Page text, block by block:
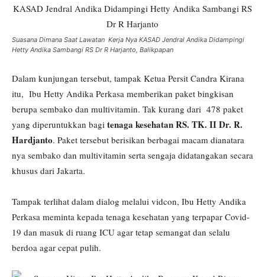
Suasana Dimana Saat Lawatan Kerja Nya KASAD Jendral Andika Didampingi
Hetty Andika Sambangi RS Dr R Harjanto, Balikpapan
Dalam kunjungan tersebut, tampak Ketua Persit Candra Kirana
itu, Ibu Hetty Andika Perkasa memberikan paket bingkisan
berupa sembako dan multivitamin. Tak kurang dari 478 paket
yang diperuntukkan bagi tenaga kesehatan RS. TK. II Dr. R.
Hardjanto. Paket tersebut berisikan berbagai macam dianatara
nya sembako dan multivitamin serta sengaja didatangakan secara
khusus dari Jakarta.
Tampak terlihat dalam dialog melalui vidcon, Ibu Hetty Andika
Perkasa meminta kepada tenaga kesehatan yang terpapar Covid-
19 dan masuk di ruang ICU agar tetap semangat dan selalu
berdoa agar cepat pulih.